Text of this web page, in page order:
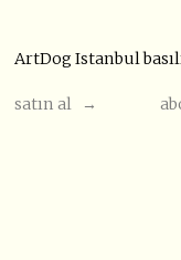
ArtDog Istanbul
satın al →